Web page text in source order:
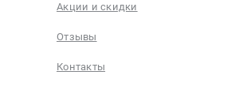
Акции и скидки
Отзывы
Контакты